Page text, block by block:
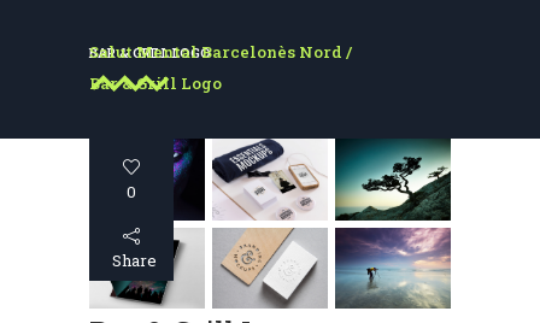
BAR & GRILL LOGO
Salut Mental Barcelonès Nord /
Bar & Grill Logo
0
Share